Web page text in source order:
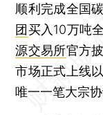
顺利完成全国
团买入10万吨
源交易所官方
市场正式上线
唯一一笔大宗协